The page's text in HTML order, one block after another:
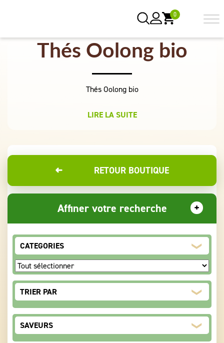
0
Thés Oolong bio
Thés Oolong bio
LIRE LA SUITE
➜ RETOUR BOUTIQUE
Affiner votre recherche
CATEGORIES
TRIER PAR
Sort Products
SAVEURS